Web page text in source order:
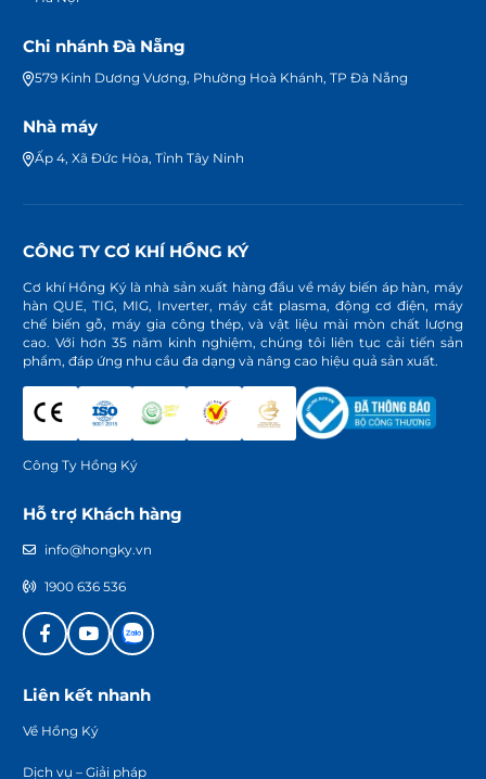
Chi nhánh Đà Nẵng
579 Kinh Dương Vương, Phường Hoà Khánh, TP Đà Nẵng
Nhà máy
Ấp 4, Xã Đức Hòa, Tỉnh Tây Ninh
CÔNG TY CƠ KHÍ HỒNG KÝ
Cơ khí Hồng Ký là nhà sản xuất hàng đầu về máy biến áp hàn, máy
hàn QUE, TIG, MIG, Inverter, máy cắt plasma, động cơ điện, máy
chế biến gỗ, máy gia công thép, và vật liệu mài mòn chất lượng
cao. Với hơn 35 năm kinh nghiệm, chúng tôi liên tục cải tiến sản
phẩm, đáp ứng nhu cầu đa dạng và nâng cao hiệu quả sản xuất.
Công Ty Hồng Ký
Hỗ trợ Khách hàng
info@hongky.vn
1900 636 536
Liên kết nhanh
Về Hồng Ký
Dịch vụ – Giải pháp